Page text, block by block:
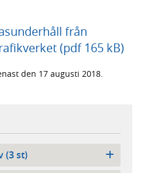
från
(pdf 165 kB)
den 17 augusti 2018.
(3 st)